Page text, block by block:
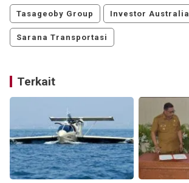
Tasageoby Group Investor Australia
Sarana Transportasi
Terkait